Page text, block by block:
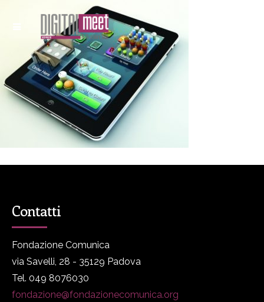
Contatti
Fondazione Comunica
via Savelli, 28 - 35129 Padova
Tel. 049 8076030
fondazione@fondazionecomunica.org